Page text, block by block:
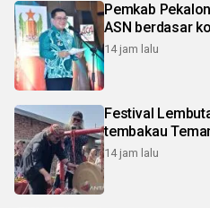
Pemkab
ASN berdasar
14 jam lalu
Festival
tembakau
14 jam lalu